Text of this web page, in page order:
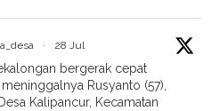
· 28 Jul
bergerak cepat
Rusyanto (57),
Kalipancur, Kecamatan